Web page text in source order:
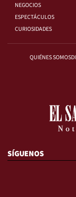
NEGOCIOS
ESPECTÁCULOS
CURIOSIDADES
QUIÉNES SOMOS
SÍGUENOS